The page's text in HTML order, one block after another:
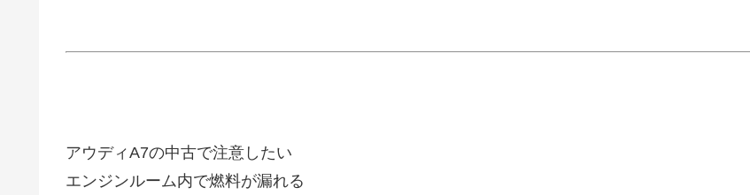
アウディA7の中古で注意したい
エンジンルーム内で燃料が漏れる